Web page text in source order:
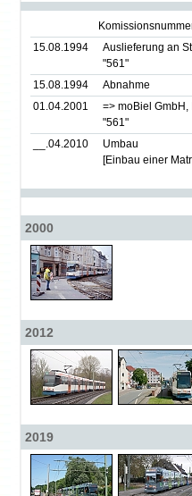
15.08.1994
Auslieferung an
"561"
15.08.1994
Abnahme
01.04.2001
=> moBiel GmbH,
"561"
__.04.2010
Umbau
[Einbau einer
2000
2012
2019